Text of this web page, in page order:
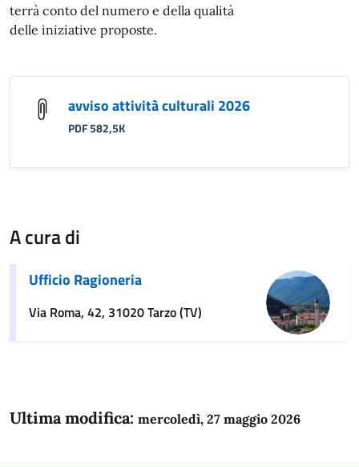
terrà conto del numero e della qualità
delle iniziative proposte.
avviso attività culturali 2026
PDF 582,5K
A cura di
Ufficio Ragioneria
Via Roma, 42, 31020 Tarzo (TV)
Ultima modifica: mercoledì, 27 maggio 2026